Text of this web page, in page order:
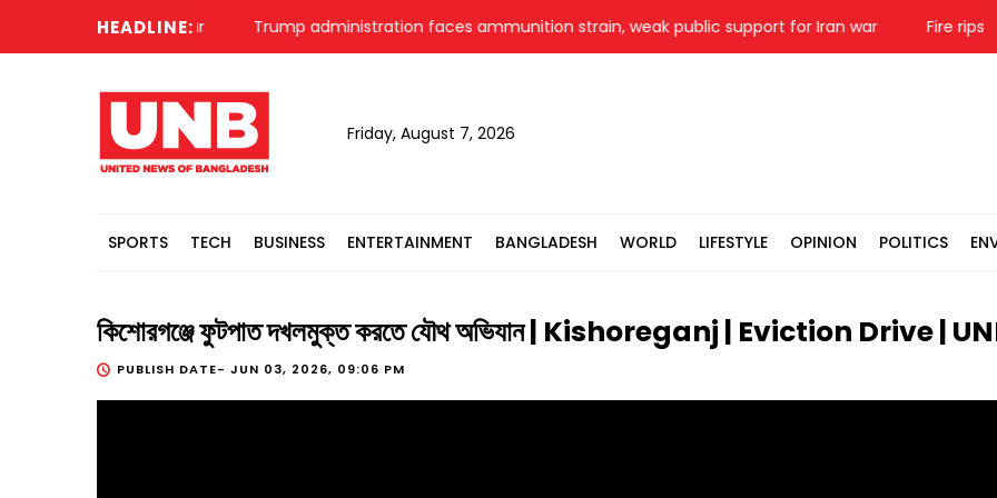
HEADLINE:
of Liberation War Trump administration faces ammunition strain, weak public support for Iran war Fire rips
Friday, August 7, 2026
SPORTS TECH BUSINESS ENTERTAINMENT BANGLADESH WORLD LIFESTYLE OPINION POLITICS
কিশোরগঞ্জে ফুটপাত দখলমুক্ত করতে যৌথ অভিযান | Kishoreganj | Eviction Drive |
PUBLISH DATE- JUN 03, 2026, 09:06 PM